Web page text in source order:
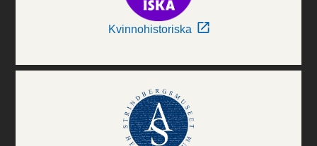
Kvinnohistoriska